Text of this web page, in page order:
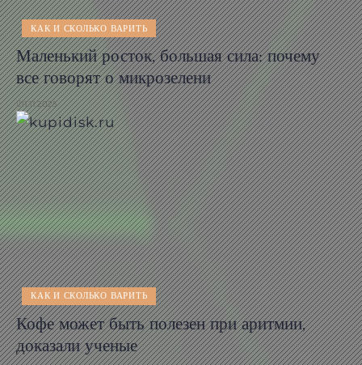
КАК И СКОЛЬКО ВАРИТЬ
Маленький росток, большая сила: почему
все говорят о микрозелени
11.11.2025
КАК И СКОЛЬКО ВАРИТЬ
Кофе может быть полезен при аритмии,
доказали ученые